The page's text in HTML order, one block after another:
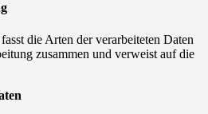
die Arten der verarbeiteten Daten
zusammen und verweist auf die